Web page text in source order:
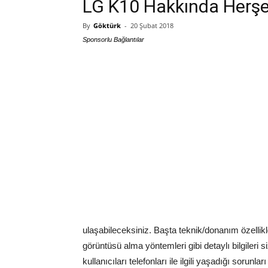
LG K10 Hakkında
By Göktürk - 20 Şubat 2018
Sponsorlu Bağlantılar
ulaşabileceksiniz. Başta teknik/donanım
görüntüsü alma yöntemleri gibi detaylı bilgileri
kullanıcıları telefonları ile ilgili yaşadığı